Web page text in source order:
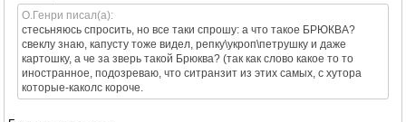
O.Генри писал(а):
стесьняюсь спросить, но все таки спрошу: а что такое БРЮКВА?
свеклу знаю, капусту тоже видел, репку\укроп\петрушку и даже
картошку, а че за зверь такой Брюква? (так как слово какое то то
иностранное, подозреваю, что ситранзит из этих самых, с хутора
которые-каколс короче.